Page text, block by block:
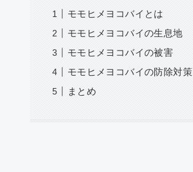
モモヒメヨコバイとは
モモヒメヨコバイの生息地
モモヒメヨコバイの被害
モモヒメヨコバイの防除対策
まとめ